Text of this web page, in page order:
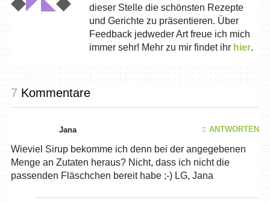
dieser Stelle die schönsten Rezepte
und Gerichte zu präsentieren. Über
Feedback jedweder Art freue ich mich
immer sehr! Mehr zu mir findet ihr hier.
7 Kommentare
Jana ANTWORTEN
Wieviel Sirup bekomme ich denn bei der angegebenen
Menge an Zutaten heraus? Nicht, dass ich nicht die
passenden Fläschchen bereit habe ;-) LG, Jana